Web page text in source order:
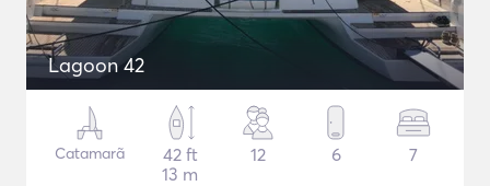
Lagoon 42
Catamarã
42 ft
13 m
12 6 7